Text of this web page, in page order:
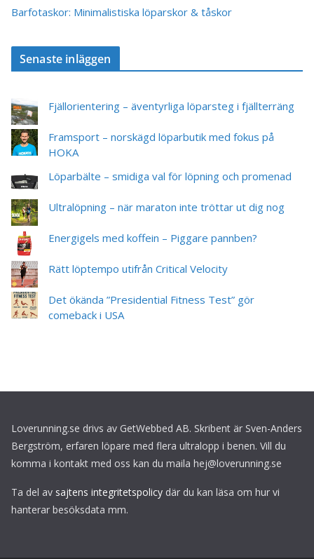
Barfotaskor: Minimalistiska löparskor & tåskor
Senaste inläggen
Fjällorientering – äventyrliga löparsteg i fjällterräng
Framsport – norskägd löparbutik med fokus på
HOKA
Löparbälte – smidiga val för löpning och promenad
Ultralöpning – när maraton inte tröttar ut dig nog
Energigels med koffein – Piggare pannben?
Rätt löptempo utifrån Critical Velocity
Det ökända ”Presidential Fitness Test” gör
comeback i USA
Loverunning.se drivs av GetWebbed AB. Skribent är Sven-Anders
Bergström, erfaren löpare med flera ultralopp i benen. Vill du
komma i kontakt med oss kan du maila hej@loverunning.se
Ta del av sajtens integritetspolicy där du kan läsa om hur vi
hanterar besöksdata mm.